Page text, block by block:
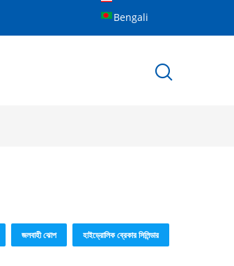
Bengali
জলবাহী ঝোপ হাইড্রোলিক ব্রেকার সিলিন্ডার